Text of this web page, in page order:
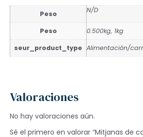
Peso N/D
Peso 0.500kg, 1kg
seur_product_type Alimentación/
Valoraciones
No hay valoraciones aún.
Sé el primero en valorar “Mitjanas de